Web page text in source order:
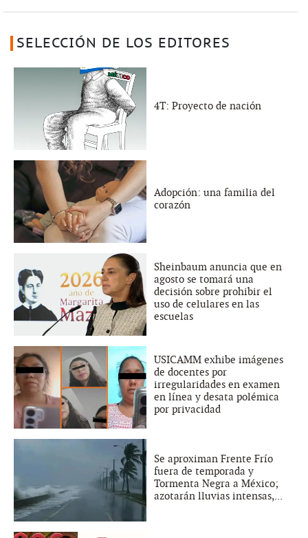
SELECCIÓN DE LOS EDITORES
4T: Proyecto de nación
Adopción: una familia del
corazón
Sheinbaum anuncia que en
agosto se tomará una
decisión sobre prohibir el
uso de celulares en las
escuelas
USICAMM exhibe imágenes
de docentes por
irregularidades en examen
en línea y desata polémica
por privacidad
Se aproximan Frente Frío
fuera de temporada y
Tormenta Negra a México;
azotarán lluvias intensas,...